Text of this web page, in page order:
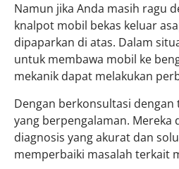
Namun jika Anda masih ragu
knalpot mobil bekas keluar
dipaparkan di atas. Dalam
untuk membawa mobil ke
mekanik dapat melakukan
Dengan berkonsultasi dengan
yang berpengalaman. Mereka
diagnosis yang akurat dan
memperbaiki masalah terkait